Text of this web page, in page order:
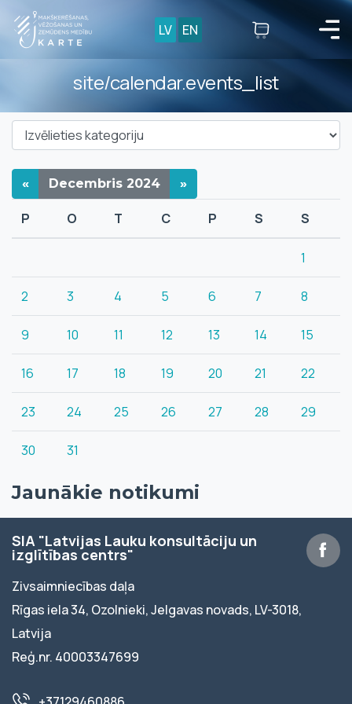
LV EN
site/calendar.events_list
« Decembris 2024 »
P O T C P S S
1
2 3 4 5 6 7 8
9 10 11 12 13 14 15
16 17 18 19 20 21 22
23 24 25 26 27 28 29
30 31
Jaunākie notikumi
SIA "Latvijas Lauku konsultāciju un
izglītības centrs"
Zivsaimniecības daļa
Rīgas iela 34, Ozolnieki, Jelgavas novads, LV-3018,
Latvija
Reģ.nr. 40003347699